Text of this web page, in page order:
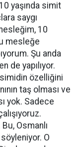
yaşında simit
saygı
10
mesleğe
Şu anda
de yapılıyor.
özelliğini
taş olması ve
yok. Sadece
Osmanlı
O